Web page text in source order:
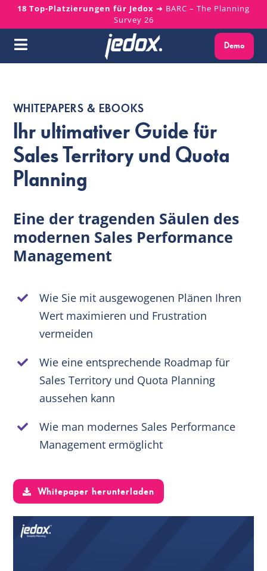
Skip
content
18 Top-Platzierungen für Jedox ➜ BARC – The Planning
Survey 26
Toggle
Plattform
Services
Ressourcen
Über uns
DE
Demo
WHITEPAPERS & EBOOKS
Ihr ultimativer Guide für
Sales Territory und Quota
Planning
Eine der tragenden Säulen des
modernen Sales Performance
Management
Wie Sie mit ausgewogenen Plänen Ihren
Wert maximieren und Frustration
vermeiden
Wie eine entsprechende Roadmap für
Sales Territory und Quota Planning
aussehen kann
Wie man modernes Sales Performance
Management ermöglicht
Whitepaper herunterladen